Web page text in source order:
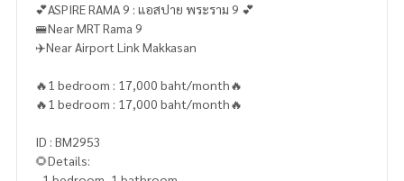
💕ASPIRE RAMA 9 : แอสปาย พระราม 9 💕
🚝Near MRT Rama 9
✈️Near Airport Link Makkasan
🔥1 bedroom : 17,000 baht/month🔥
🔥1 bedroom : 17,000 baht/month🔥
ID : BM2953
🌻Details: